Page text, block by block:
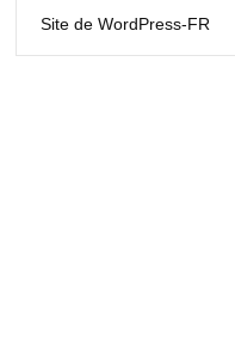
Site de WordPress-FR